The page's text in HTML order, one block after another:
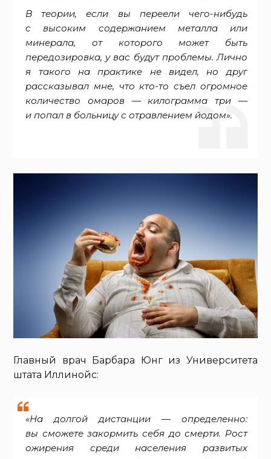
В теории, если вы переели чего-нибудь
с высоким содержанием металла или
минерала, от которого может быть
передозировка, у вас будут проблемы. Лично
я такого на практике не видел, но друг
рассказывал мне, что кто-то съел огромное
количество омаров — килограмма три —
и попал в больницу с отравлением йодом».
Главный врач Барбара Юнг из Университета
штата Иллинойс:
«На долгой дистанции — определенно:
вы сможете закормить себя до смерти. Рост
ожирения среди населения развитых